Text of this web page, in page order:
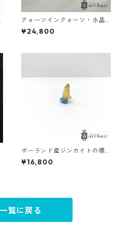
クォーツインクォーツ・水晶
のポイント(155g)
¥24,800
ポーランド産ジンカイトの標
本（黄）
¥16,800
覧に戻る